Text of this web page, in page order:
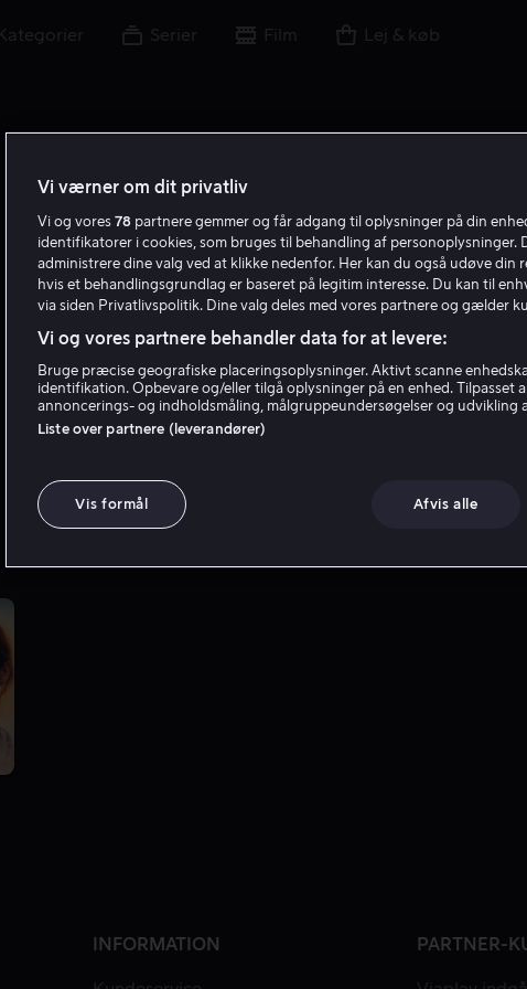
Kategorier Serier Film Lej & køb
C O J
Chili Olivia
INFORMATION PARTNER-
Vi værner om dit privatliv
Vi og vores 78 partnere gemmer og får adgang til oplysninger på din
identifikatorer i cookies, som bruges til behandling af personoplysninger.
administrere dine valg ved at klikke nedenfor. Her kan du også udøve din
hvis et behandlingsgrundlag er baseret på legitim interesse. Du kan til
via siden Privatlivspolitik. Dine valg deles med vores partnere og gælder
Vi og vores partnere behandler data for at levere:
Bruge præcise geografiske placeringsoplysninger. Aktivt scanne
identifikation. Opbevare og/eller tilgå oplysninger på en enhed. Tilpasset
annoncerings- og indholdsmåling, målgruppeundersøgelser og udvikling
Liste over partnere (leverandører)
Vis formål Afvis alle